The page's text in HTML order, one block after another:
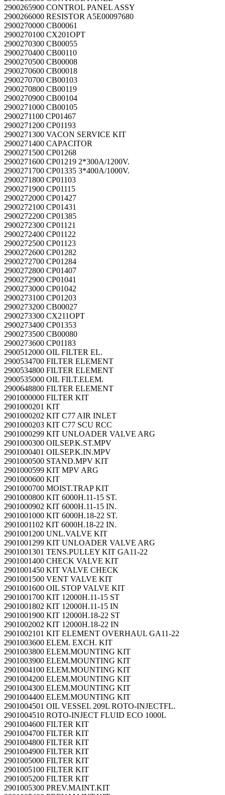
2900265900 CONTROL PANEL ASSY
2900266000 RESISTOR A5E00097680
2900270000 CB00061
2900270100 CX201OPT
2900270300 CB00055
2900270400 CB00110
2900270500 CB00008
2900270600 CB00018
2900270700 CB00103
2900270800 CB00119
2900270900 CB00104
2900271000 CB00105
2900271100 CP01467
2900271200 CP01193
2900271300 VACON SERVICE KIT
2900271400 CAPACITOR
2900271500 CP01268
2900271600 CP01219 2*300A/1200V.
2900271700 CP01335 3*400A/1000V.
2900271800 CP01103
2900271900 CP01115
2900272000 CP01427
2900272100 CP01431
2900272200 CP01385
2900272300 CP01121
2900272400 CP01122
2900272500 CP01123
2900272600 CP01282
2900272700 CP01284
2900272800 CP01407
2900272900 CP01041
2900273000 CP01042
2900273100 CP01203
2900273200 CB00027
2900273300 CX211OPT
2900273400 CP01353
2900273500 CB00080
2900273600 CP01183
2900512000 OIL FILTER EL.
2900534700 FILTER ELEMENT
2900534800 FILTER ELEMENT
2900535000 OIL FILT.ELEM.
2900648800 FILTER ELEMENT
2901000000 FILTER KIT
2901000201 KIT
2901000202 KIT C77 AIR INLET
2901000203 KIT C77 SCU RCC
2901000299 KIT UNLOADER VALVE ARG
2901000300 OILSEP.K.ST.MPV
2901000401 OILSEP.K.IN.MPV
2901000500 STAND.MPV KIT
2901000599 KIT MPV ARG
2901000600 KIT
2901000700 MOIST.TRAP KIT
2901000800 KIT 6000H.11-15 ST.
2901000902 KIT 6000H.11-15 IN.
2901001000 KIT 6000H.18-22 ST.
2901001102 KIT 6000H.18-22 IN.
2901001200 UNL.VALVE KIT
2901001299 KIT UNLOADER VALVE ARG
2901001301 TENS.PULLEY KIT GA11-22
2901001400 CHECK VALVE KIT
2901001450 KIT VALVE CHECK
2901001500 VENT VALVE KIT
2901001600 OIL STOP VALVE KIT
2901001700 KIT 12000H.11-15 ST
2901001802 KIT 12000H.11-15 IN
2901001900 KIT 12000H.18-22 ST
2901002002 KIT 12000H.18-22 IN
2901002101 KIT ELEMENT OVERHAUL GA11-22
2901003600 ELEM. EXCH. KIT
2901003800 ELEM.MOUNTING KIT
2901003900 ELEM.MOUNTING KIT
2901004100 ELEM.MOUNTING KIT
2901004200 ELEM.MOUNTING KIT
2901004300 ELEM.MOUNTING KIT
2901004400 ELEM.MOUNTING KIT
2901004501 OIL VESSEL 209L ROTO-INJECTFL.
2901004510 ROTO-INJECT FLUID ECO 1000L
2901004600 FILTER KIT
2901004700 FILTER KIT
2901004800 FILTER KIT
2901004900 FILTER KIT
2901005000 FILTER KIT
2901005100 FILTER KIT
2901005200 FILTER KIT
2901005300 PREV.MAINT.KIT